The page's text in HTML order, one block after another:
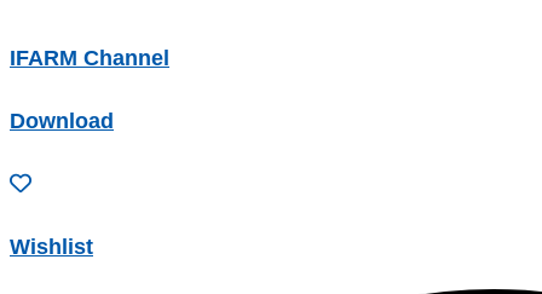
IFARM Channel
Download
Wishlist